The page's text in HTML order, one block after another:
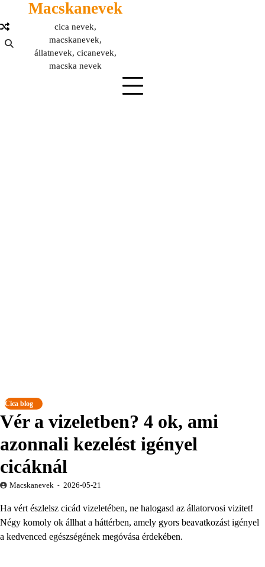
Macskanevek
cica nevek,
macskanevek,
állatnevek, cicanevek,
macska nevek
Cica blog
Vér a vizeletben? 4 ok, ami
azonnali kezelést igényel
cicáknál
Macskanevek 2026-05-21
Ha vért észlelsz cicád vizeletében, ne halogasd az állatorvosi vizitet!
Négy komoly ok állhat a háttérben, amely gyors beavatkozást igényel
a kedvenced egészségének megóvása érdekében.